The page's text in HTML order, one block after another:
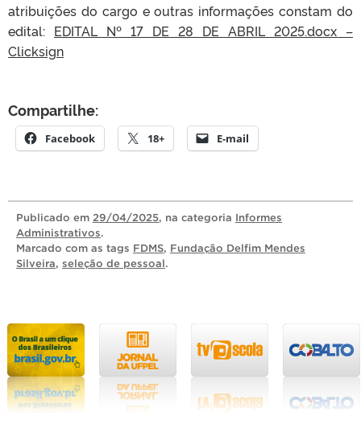
atribuições do cargo e outras informações constam do
edital: EDITAL Nº 17 DE 28 DE ABRIL 2025.docx –
Clicksign
Compartilhe:
Facebook 18+ E-mail
Publicado em 29/04/2025, na categoria Informes
Administrativos.
Marcado com as tags FDMS, Fundação Delfim Mendes
Silveira, seleção de pessoal.